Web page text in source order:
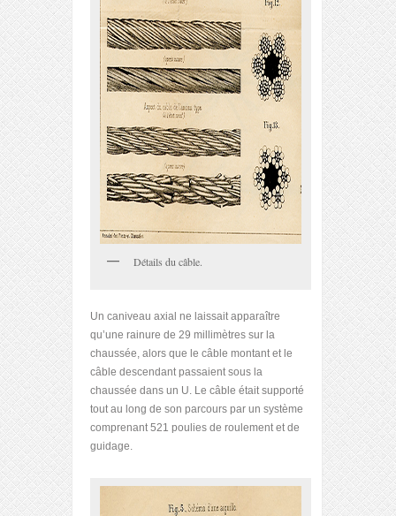
Détails du câble.
Un caniveau axial ne laissait apparaître
qu’une rainure de 29 millimètres sur la
chaussée, alors que le câble montant et le
câble descendant passaient sous la
chaussée dans un U. Le câble était supporté
tout au long de son parcours par un système
comprenant 521 poulies de roulement et de
guidage.